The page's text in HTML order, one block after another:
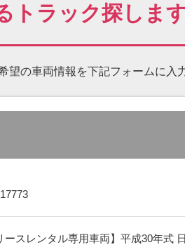
トラック探しま
望の車両情報を下記フォームに 入
ースレンタル専用車両】平成30年式